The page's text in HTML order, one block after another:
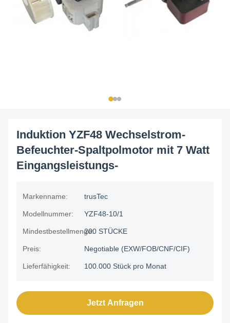
Induktion YZF48 Wechselstrom-
Befeuchter-Spaltpolmotor mit 7 Watt
Eingangsleistungs-
Markenname: trusTec
Modellnummer: YZF48-10/1
Mindestbestellmenge:200 STÜCKE
Preis: Negotiable (EXW/FOB/CNF/CIF)
Lieferfähigkeit: 100.000 Stück pro Monat
Jetzt Anfragen